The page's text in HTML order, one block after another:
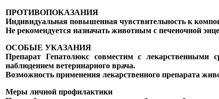
ПРОТИВОПОКАЗАНИЯ
Индивидуальная повышенная чувствительность к
Не рекомендуется назначать животным с печеночной
ОСОБЫЕ УКАЗАНИЯ
Препарат Гепатолюкс совместим с
наблюдением ветеринарного врача.
Возможность применения лекарственного препарата
Меры личной профилактики